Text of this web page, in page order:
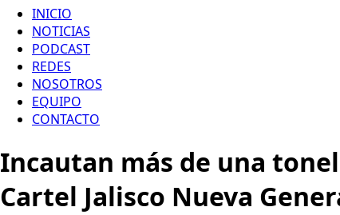
INICIO
NOTICIAS
PODCAST
REDES
NOSOTROS
EQUIPO
CONTACTO
Incautan más de una
Cartel Jalisco Nueva